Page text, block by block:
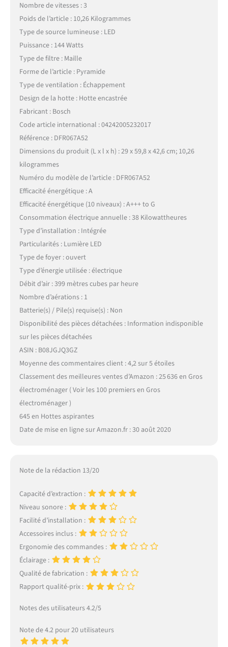
Nombre de vitesses : 3
Poids de l’article : 10,26 Kilogrammes
Type de source lumineuse : LED
Puissance : 144 Watts
Type de filtre : Maille
Forme de l’article : Pyramide
Type de ventilation : Échappement
Design de la hotte : Hotte encastrée
Fabricant : Bosch
Code article international : 04242005232017
Référence : DFR067A52
Dimensions du produit (L x l x h) : 29 x 59,8 x 42,6 cm; 10,26
kilogrammes
Numéro du modèle de l’article : DFR067A52
Efficacité énergétique : A
Efficacité énergétique (10 niveaux) : A+++ to G
Consommation électrique annuelle : 38 Kilowattheures
Type d’installation : Intégrée
Particularités : Lumière LED
Type de foyer : ouvert
Type d’énergie utilisée : électrique
Débit d’air : 399 mètres cubes par heure
Nombre d’aérations : 1
Batterie(s) / Pile(s) requise(s) : Non
Disponibilité des pièces détachées : Information indisponible
sur les pièces détachées
ASIN : B08JGJQ3GZ
Moyenne des commentaires client : 4,2 sur 5 étoiles
Classement des meilleures ventes d’Amazon : 25 636 en Gros
électroménager ( Voir les 100 premiers en Gros
électroménager )
645 en Hottes aspirantes
Date de mise en ligne sur Amazon.fr : 30 août 2020
Note de la rédaction 13/20
Capacité d’extraction :
Niveau sonore :
Facilité d’installation :
Accessoires inclus :
Ergonomie des commandes :
Éclairage :
Qualité de fabrication :
Rapport qualité-prix :
Notes des utilisateurs 4.2/5
Note de 4.2 pour 20 utilisateurs